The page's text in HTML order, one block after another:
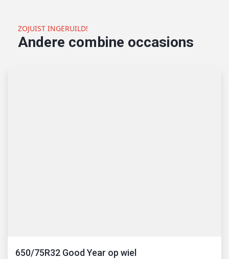
ZOJUIST INGERUILD!
Andere combine occasions
650/75R32 Good Year op wiel